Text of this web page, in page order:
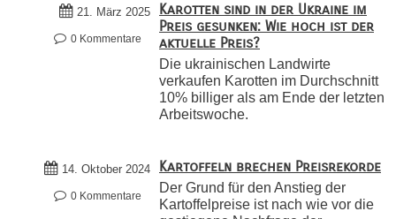
21. März 2025
0 Kommentare
Karotten sind in der Ukraine im
Preis gesunken: Wie hoch ist der
aktuelle Preis?
Die ukrainischen Landwirte
verkaufen Karotten im Durchschnitt
10% billiger als am Ende der letzten
Arbeitswoche.
14. Oktober 2024
0 Kommentare
Kartoffeln brechen Preisrekorde
Der Grund für den Anstieg der
Kartoffelpreise ist nach wie vor die